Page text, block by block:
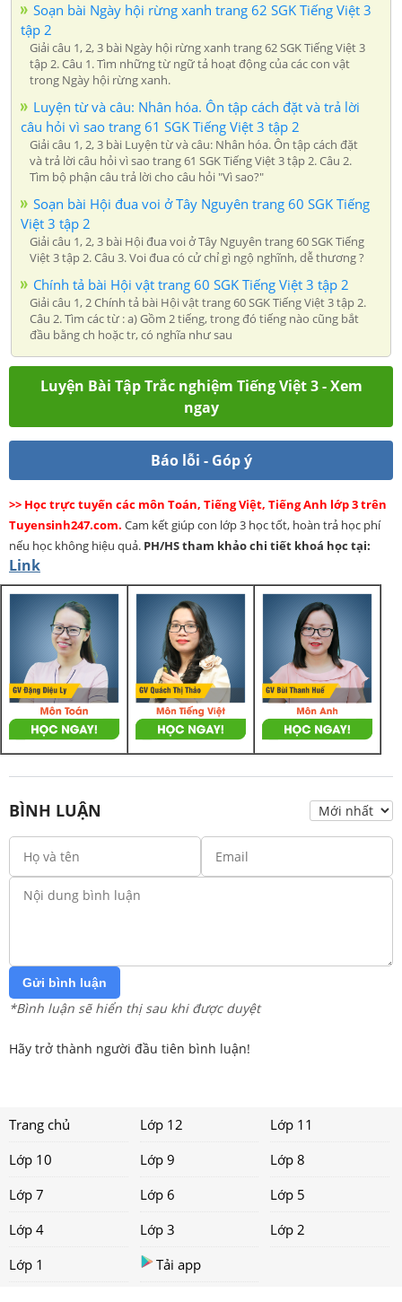
Soạn bài Ngày hội rừng xanh trang 62 SGK Tiếng Việt 3
tập 2
Giải câu 1, 2, 3 bài Ngày hội rừng xanh trang 62 SGK Tiếng Việt 3
tập 2. Câu 1. Tìm những từ ngữ tả hoạt động của các con vật
trong Ngày hội rừng xanh.
Luyện từ và câu: Nhân hóa. Ôn tập cách đặt và trả lời
câu hỏi vì sao trang 61 SGK Tiếng Việt 3 tập 2
Giải câu 1, 2, 3 bài Luyện từ và câu: Nhân hóa. Ôn tập cách đặt
và trả lời câu hỏi vì sao trang 61 SGK Tiếng Việt 3 tập 2. Câu 2.
Tìm bộ phận câu trả lời cho câu hỏi "Vì sao?"
Soạn bài Hội đua voi ở Tây Nguyên trang 60 SGK Tiếng
Việt 3 tập 2
Giải câu 1, 2, 3 bài Hội đua voi ở Tây Nguyên trang 60 SGK Tiếng
Việt 3 tập 2. Câu 3. Voi đua có cử chỉ gì ngộ nghĩnh, dễ thương ?
Chính tả bài Hội vật trang 60 SGK Tiếng Việt 3 tập 2
Giải câu 1, 2 Chính tả bài Hội vật trang 60 SGK Tiếng Việt 3 tập 2.
Câu 2. Tìm các từ : a) Gồm 2 tiếng, trong đó tiếng nào cũng bắt
đầu bằng ch hoặc tr, có nghĩa như sau
Luyện Bài Tập Trắc nghiệm Tiếng Việt 3 - Xem
ngay
Báo lỗi - Góp ý
>> Học trực tuyến các môn Toán, Tiếng Việt, Tiếng Anh lớp 3 trên
Tuyensinh247.com. Cam kết giúp con lớp 3 học tốt, hoàn trả học phí
nếu học không hiệu quả. PH/HStham khảo chi tiết khoá học tại:
Link
BÌNH LUẬN
Gửi bình luận
*Bình luận sẽ hiển thị sau khi được duyệt
Hãy trở thành người đầu tiên bình luận!
Trang chủ Lớp 12
Lớp 11
Lớp 10
Lớp 9
Lớp 8
Lớp 7
Lớp 6
Lớp 5
Lớp 4
Lớp 3
Lớp 2
Lớp 1
Tải app